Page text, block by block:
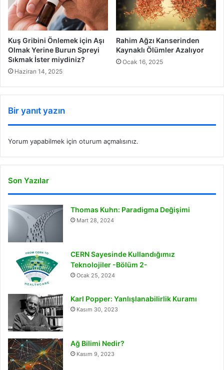
Kuş Gribini Önlemek için Aşı
Olmak Yerine Burun Spreyi
Sıkmak İster miydiniz?
Haziran 14, 2025
Rahim Ağzı Kanserinden
Kaynaklı Ölümler Azalıyor
Ocak 16, 2025
Bir yanıt yazın
Yorum yapabilmek için oturum açmalısınız.
Son Yazılar
Thomas Kuhn: Paradigma Değişimi
Mart 28, 2024
CERN Sayesinde Kullandığımız
Teknolojiler -Bölüm 2-
Ocak 25, 2024
Karl Popper: Yanlışlanabilirlik Kuramı
Kasım 30, 2023
Ağ Bilimi Nedir?
Kasım 9, 2023